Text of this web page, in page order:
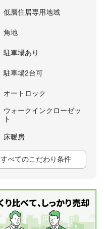
低層住居専用地域
角地
駐車場あり
駐車場2台可
オートロック
ウォークインクローゼッ
ト
床暖房
すべてのこだわり条件